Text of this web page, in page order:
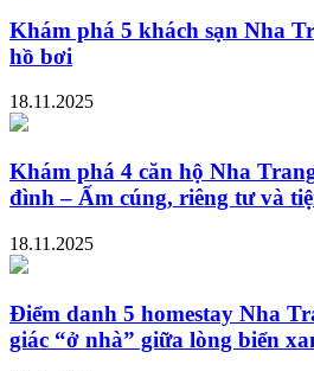
Khám phá 5 khách sạn Nha
hồ bơi
18.11.2025
Khám phá 4 căn hộ Nha
đình – Ấm cúng, riêng tư và
18.11.2025
Điểm danh 5 homestay Nha
giác “ở nhà” giữa lòng biển